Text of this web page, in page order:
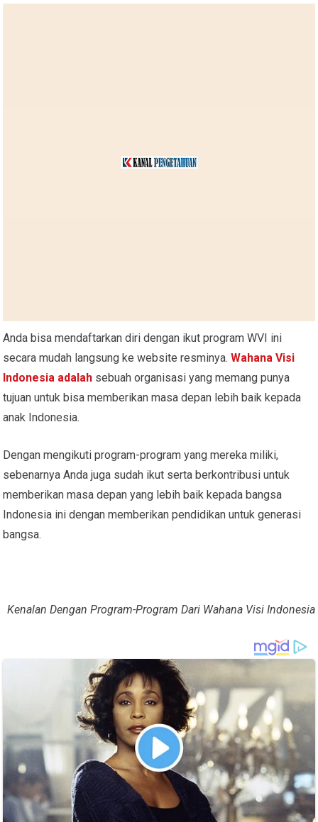
Anda bisa mendaftarkan diri dengan ikut program WVI ini
secara mudah langsung ke website resminya.Wahana Visi
Indonesia adalah sebuah organisasi yang memang punya
tujuan untuk bisa memberikan masa depan lebih baik kepada
anak Indonesia.
Dengan mengikuti program-program yang mereka miliki,
sebenarnya Anda juga sudah ikut serta berkontribusi untuk
memberikan masa depan yang lebih baik kepada bangsa
Indonesia ini dengan memberikan pendidikan untuk generasi
bangsa.
Kenalan Dengan Program-Program Dari Wahana Visi Indonesia